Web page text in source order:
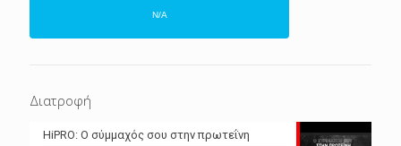
N/A
Διατροφή
HiPRO: Ο σύμμαχός σου στην πρωτεΐνη